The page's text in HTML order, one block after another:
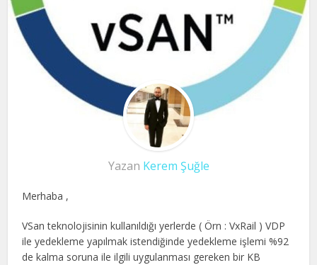
Yazan Kerem Şuğle
Merhaba ,
VSan teknolojisinin kullanıldığı yerlerde ( Örn : VxRail ) VDP
ile yedekleme yapılmak istendiğinde yedekleme işlemi %92
de kalma soruna ile ilgili uygulanması gereken bir KB